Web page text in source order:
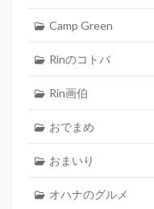
Camp Green
Rinのコトバ
Rin画伯
おでまめ
おまいり
オハナのグルメ